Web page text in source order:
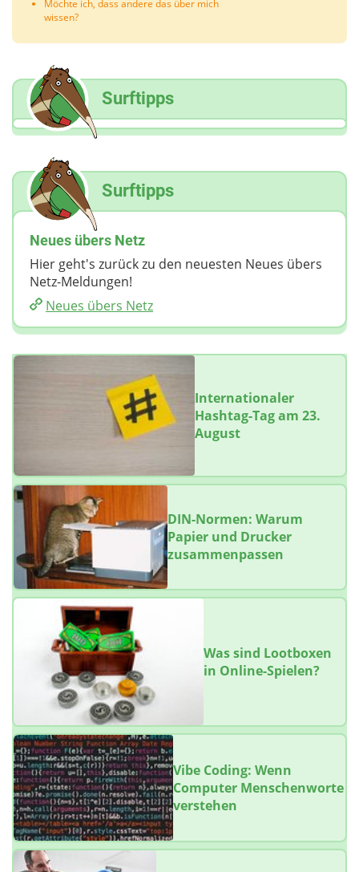
Möchte ich, dass andere das über mich
wissen?
Surftipps
Surftipps
Neues übers Netz
Hier geht's zurück zu den neuesten Neues übers
Netz-Meldungen!
Neues übers Netz
Internationaler
Hashtag-Tag am 23.
August
DIN-Normen: Warum
Papier und Drucker
zusammenpassen
Was sind Lootboxen
in Online-Spielen?
Vibe Coding: Wenn
Computer Menschenworte
verstehen